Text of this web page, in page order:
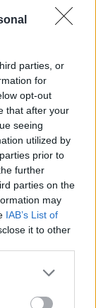
parties, or
for
opt-out
that after your
seeing
utilized by
prior to
further
parties on the
may
IAB’s List of
it to other
more Google
may click to
του
της
ότι τα
που
το
έχουν
ζωντανός
την
ξανά από το